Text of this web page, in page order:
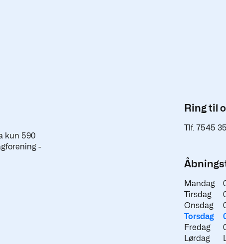
kun 590
-
Ring til
Tlf. 7545
Mandag
Tirsdag
Onsdag
Torsdag
Fredag
Lørdag